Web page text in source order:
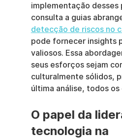
implementação desses
consulta a guias
detecção de riscos no
pode fornecer insights
valiosos. Essa
seus esforços sejam
culturalmente sólidos,
última análise, todos os
O papel da
tecnologia na